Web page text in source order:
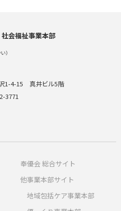
社会福祉事業本部
）
1-4-15 真井ビル5階
3771
奉優会 総合サイト
他事業本部サイト
地域包括ケア事業本部